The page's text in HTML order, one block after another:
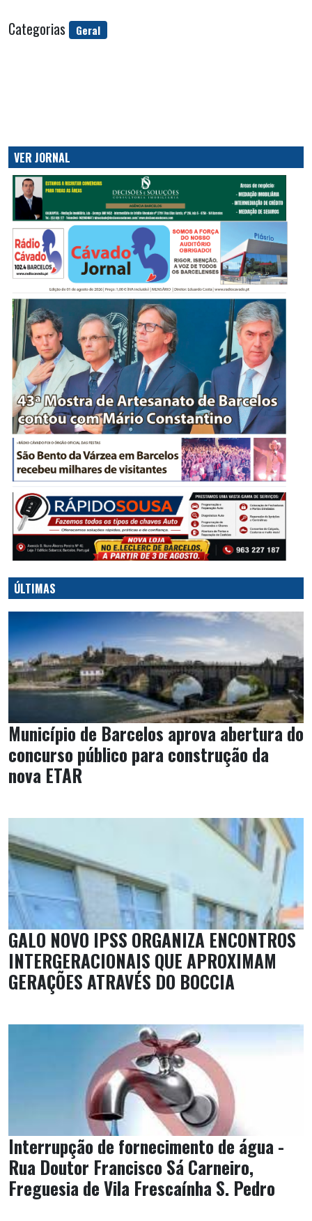
Categorias Geral
VER JORNAL
ÚLTIMAS
Município de Barcelos aprova abertura do
concurso público para construção da
nova ETAR
GALO NOVO IPSS ORGANIZA ENCONTROS
INTERGERACIONAIS QUE APROXIMAM
GERAÇÕES ATRAVÉS DO BOCCIA
Interrupção de fornecimento de água -
Rua Doutor Francisco Sá Carneiro,
Freguesia de Vila Frescaínha S. Pedro